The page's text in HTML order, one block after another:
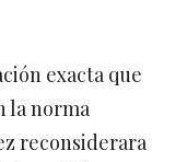
exacta que
la norma
reconsiderara